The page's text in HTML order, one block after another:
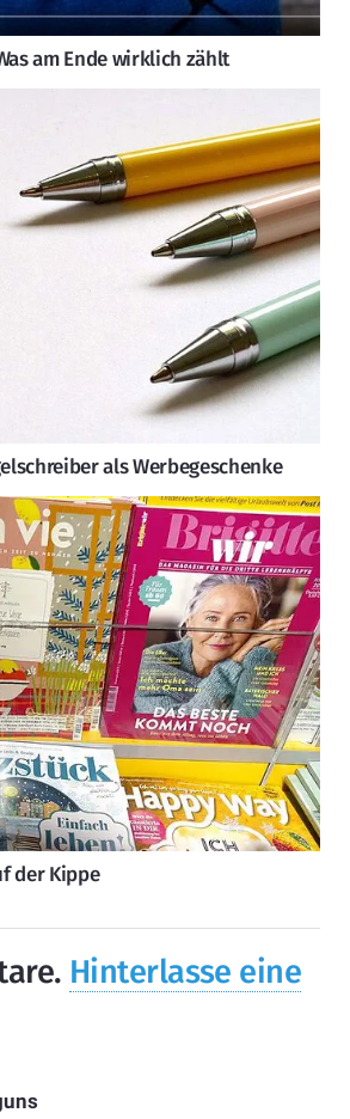
am Ende wirklich zählt
als Werbegeschenke
der Kippe
. Hinterlasse eine